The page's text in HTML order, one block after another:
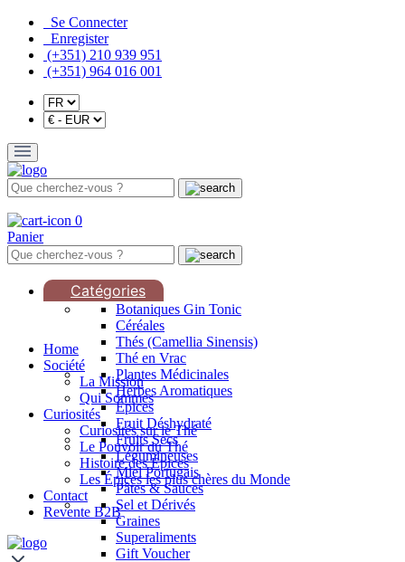
Se Connecter
Enregister
(+351) 210 939 951
(+351) 964 016 001
0
Panier
Catégories
Botaniques Gin Tonic
Céréales
Thés (Camellia Sinensis)
Thé en Vrac
Plantes Médicinales
Herbes Aromatiques
Épices
Fruit Déshydraté
Fruits Secs
Légumineuses
Miel Portugais
Pâtes & Sauces
Sel et Dérivés
Graines
Superaliments
Gift Voucher
Home
Société
La Mission
Qui Sommes
Curiosités
Curiosités sur le Thé
Le Pouvoir du Thé
Histoire des Épices
Les Épices les plus chères du Monde
Contact
Revente B2B